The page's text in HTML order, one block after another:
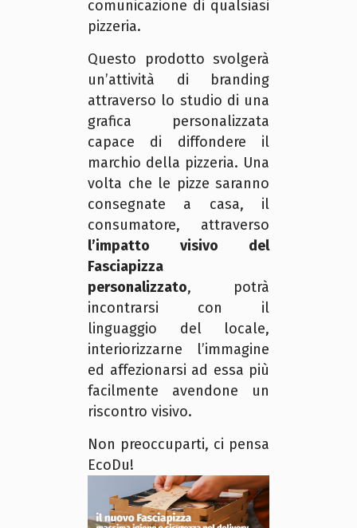
comunicazione di qualsiasi
pizzeria.
Questo prodotto svolgerà
un’attività di branding
attraverso lo studio di una
grafica personalizzata
capace di diffondere il
marchio della pizzeria. Una
volta che le pizze saranno
consegnate a casa, il
consumatore, attraverso
l’impatto visivo del
Fasciapizza
personalizzato, potrà
incontrarsi con il
linguaggio del locale,
interiorizzarne l’immagine
ed affezionarsi ad essa più
facilmente avendone un
riscontro visivo.
Non preoccuparti, ci pensa
EcoDu!